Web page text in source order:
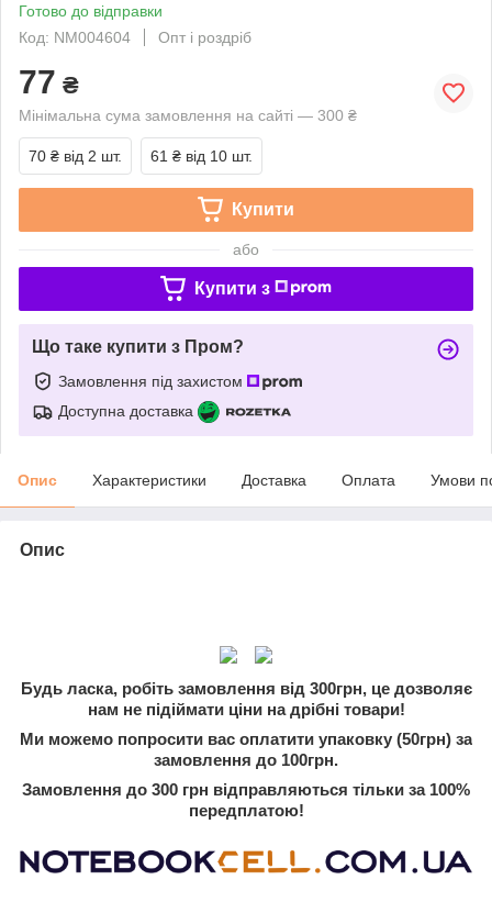
Готово до відправки
Код: NM004604
Опт і роздріб
77 ₴
Мінімальна сума замовлення на сайті — 300 ₴
70 ₴ від 2 шт. 61 ₴ від 10 шт.
Купити
або
Купити з
Що таке купити з Пром?
Замовлення під захистом
Доступна доставка
Опис Характеристики Доставка Оплата Умови
Опис
Будь ласка, робіть замовлення від 300грн, це дозволяє
нам не підіймати ціни на дрібні товари!
Ми можемо попросити вас оплатити упаковку (50грн) за
замовлення до 100грн.
Замовлення до 300 грн відправляються тільки за 100%
передплатою!